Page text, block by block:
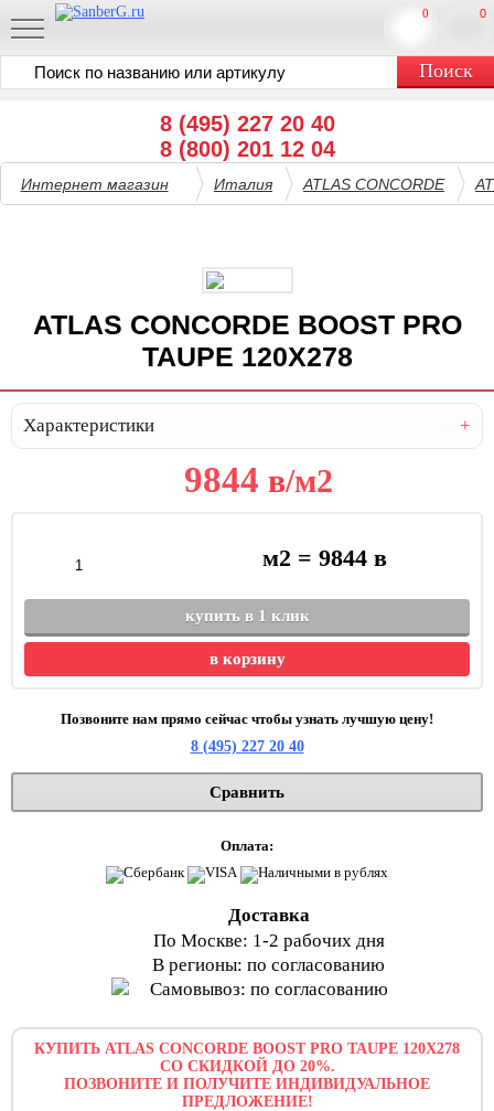
8 (495) 227 20 40
8 (800) 201 12 04
0
0
Интернет магазин Италия ATLAS CONCORDE
ATLAS CONCORDE BOOST PRO
TAUPE 120X278
Характеристики
9844 в/м2
м2 =9844 в
купить в 1 клик
в корзину
Позвоните нам прямо сейчас чтобы узнать лучшую цену!
8 (495) 227 20 40
Сравнить
Оплата:
Доставка
По Москве: 1-2 рабочих дня
В регионы: по согласованию
Самовывоз: по согласованию
КУПИТЬ ATLAS CONCORDE BOOST PRO TAUPE 120X278
СО СКИДКОЙ ДО 20%.
ПОЗВОНИТЕ И ПОЛУЧИТЕ ИНДИВИДУАЛЬНОЕ
ПРЕДЛОЖЕНИЕ!